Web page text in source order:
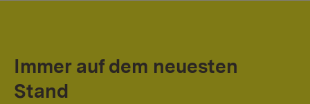
Immer auf dem neuesten
Stand